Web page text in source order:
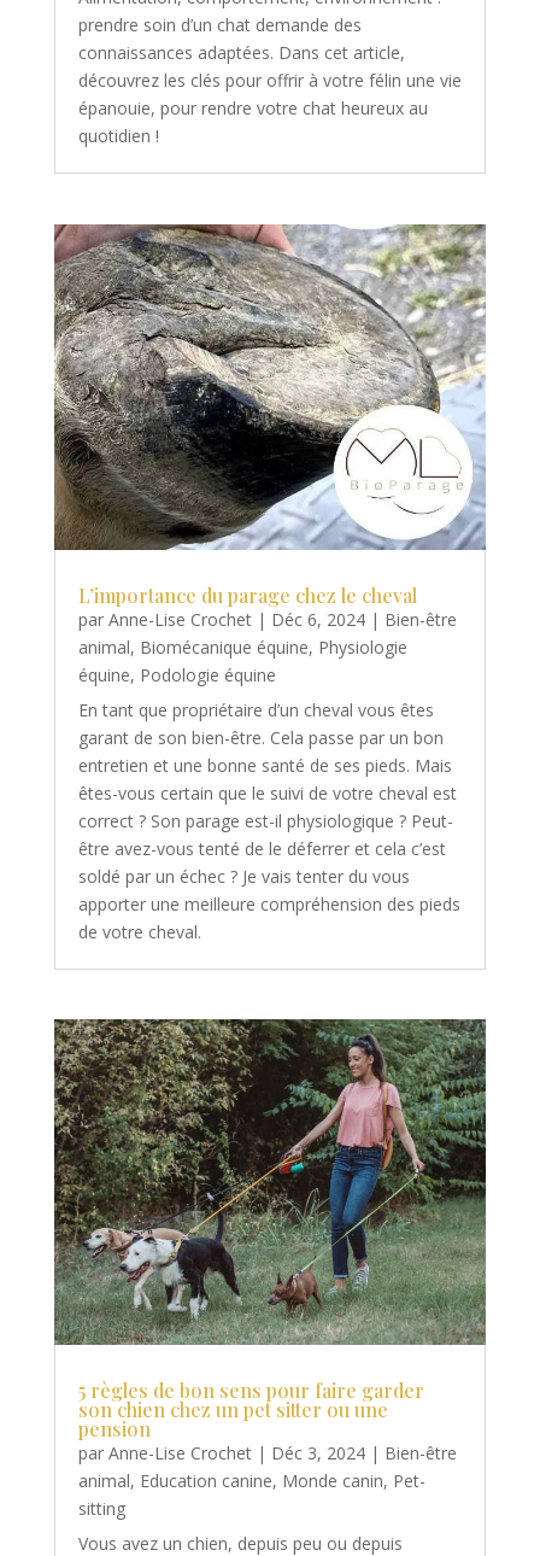
prendre soin d’un chat demande des
connaissances adaptées. Dans cet article,
découvrez les clés pour offrir à votre félin une vie
épanouie, pour rendre votre chat heureux au
quotidien !
L’importance du parage chez le cheval
par Anne-Lise Crochet| Déc 6, 2024| Bien-être
animal, Biomécanique équine, Physiologie
équine, Podologie équine
En tant que propriétaire d’un cheval vous êtes
garant de son bien-être. Cela passe par un bon
entretien et une bonne santé de ses pieds. Mais
êtes-vous certain que le suivi de votre cheval est
correct ? Son parage est-il physiologique ? Peut-
être avez-vous tenté de le déferrer et cela c’est
soldé par un échec ? Je vais tenter du vous
apporter une meilleure compréhension des pieds
de votre cheval.
5 règles de bon sens pour faire garder
son chien chez un pet sitter ou une
pension
par Anne-Lise Crochet| Déc 3, 2024| Bien-être
animal, Education canine, Monde canin, Pet-
sitting
Vous avez un chien, depuis peu ou depuis